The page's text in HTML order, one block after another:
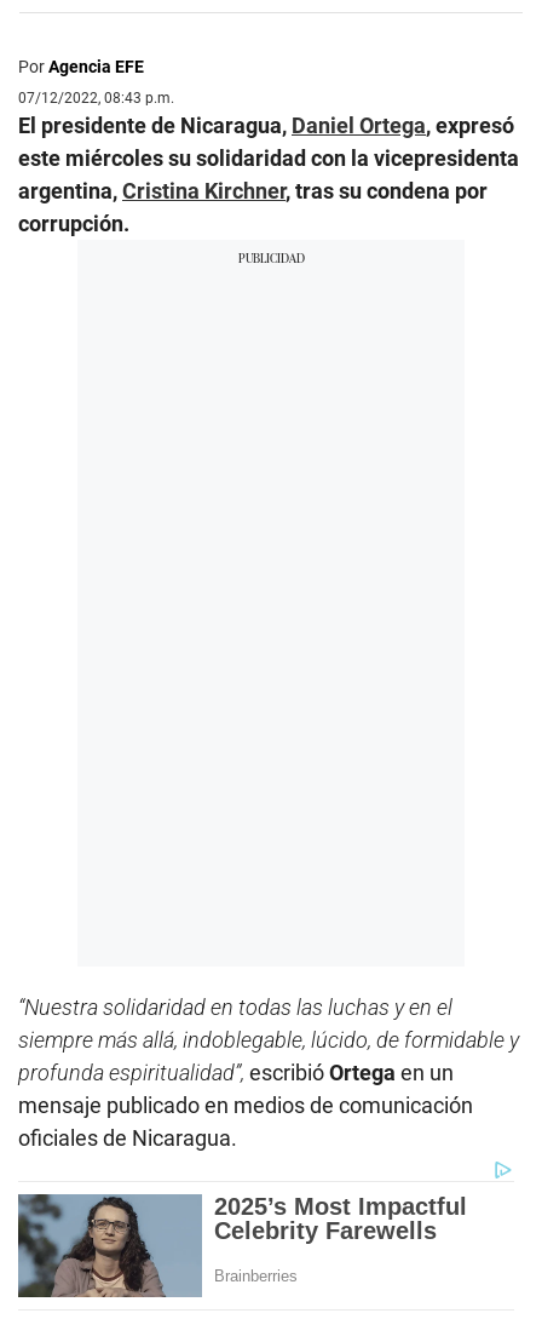
PorAgencia EFE
07/12/2022, 08:43 p.m.
El presidente de Nicaragua, Daniel Ortega, expresó
este miércoles su solidaridad con la vicepresidenta
argentina,Cristina Kirchner, tras su condena por
corrupción.
“Nuestra solidaridad en todas las luchas y en el
siempre más allá, indoblegable, lúcido, de formidable y
profunda espiritualidad”, escribióOrtega en un
mensaje publicado en medios de comunicación
oficiales de Nicaragua.